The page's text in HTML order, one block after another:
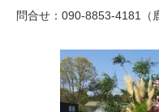
問合せ：090-8853-4181（